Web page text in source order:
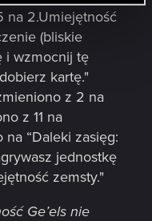
na 2.Umiejętność
(bliskie
i wzmocnij tę
kartę."
z 2 na
z 11 na
“Daleki zasięg:
jednostkę
zemsty."
Ge’els nie